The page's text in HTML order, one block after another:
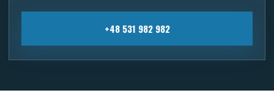
+48 531 982 982